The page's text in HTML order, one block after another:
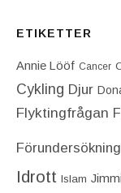
ETIKETTER
Annie Lööf Cancer
Cykling Djur
Flyktingfrågan
Förundersökning
Idrott Islam